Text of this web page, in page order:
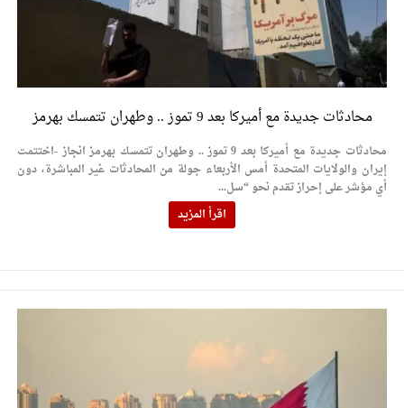
محادثات جديدة مع أميركا بعد 9 تموز .. وطهران تتمسك بهرمز
محادثات جديدة مع أميركا بعد 9 تموز .. وطهران تتمسك بهرمز انجاز -اختتمت
إيران والولايات المتحدة أمس الأربعاء جولة من المحادثات غير المباشرة، دون
أي مؤشر على إحراز تقدم نحو “سل...
اقرأ المزيد